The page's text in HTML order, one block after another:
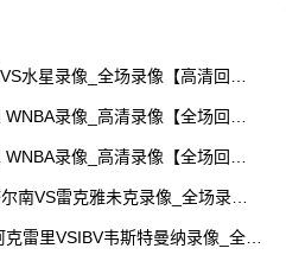
水星录像_全场录像【高清回
录像_高清录像【全场回
录像_高清录像【全场回
南VS雷克雅未克录像_全场录像
雷里VSIBV韦斯特曼纳录像_全场